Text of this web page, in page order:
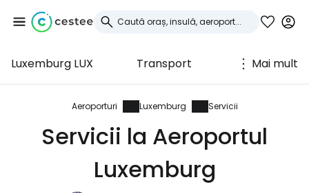
Luxemburg LUX Transport Mai mult
Aeroporturi Luxemburg Servicii
Servicii la Aeroportul
Luxemburg
Conectați-vă la
Cestee
... comunitatea mondială a călătorilor
Continuați cu Google